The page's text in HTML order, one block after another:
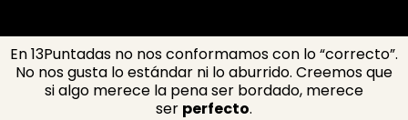
En 13Puntadas no nos conformamos con lo “correcto”.
No nos gusta lo estándar ni lo aburrido. Creemos que
si algo merece la pena ser bordado, merece
ser perfecto.